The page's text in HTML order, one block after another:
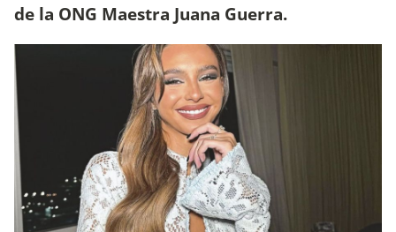
de la ONG Maestra Juana Guerra.